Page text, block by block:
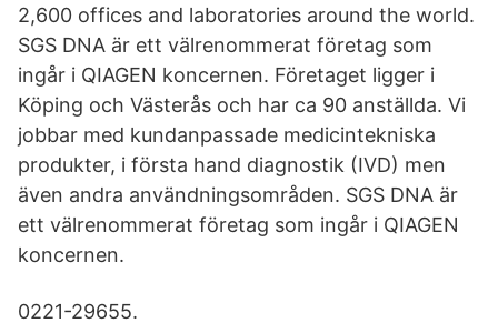
2,600 offices and laboratories around the world.
SGS DNA är ett välrenommerat företag som
ingår i QIAGEN koncernen. Företaget ligger i
Köping och Västerås och har ca 90 anställda. Vi
jobbar med kundanpassade medicintekniska
produkter, i första hand diagnostik (IVD) men
även andra användningsområden. SGS DNA är
ett välrenommerat företag som ingår i QIAGEN
koncernen.
0221-29655.